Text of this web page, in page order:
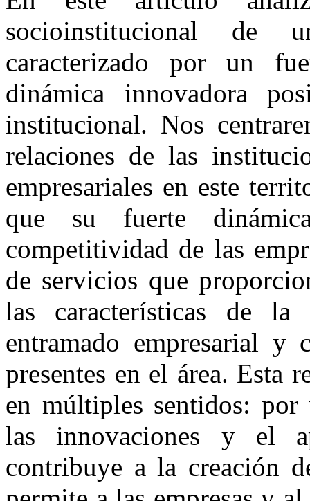
socioinstitucional de
caracterizado por un
dinámica innovadora
institucional. Nos
relaciones de las
empresariales en este
que su fuerte
competitividad de las
de servicios que
las características de
entramado empresarial
presentes en el área. Esta
en múltiples sentidos:
las innovaciones y el
contribuye a la creación